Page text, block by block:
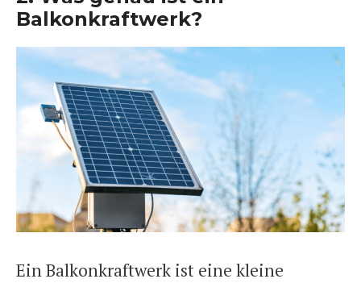
Balkonkraftwerk?
Ein Balkonkraftwerk ist eine kleine